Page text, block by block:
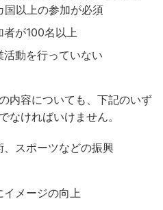
国以上の参加が必須
者が100名以上
動を行っていない
内容についても、下記のいず
なければいけません。
スポーツなどの振興
メージの向上